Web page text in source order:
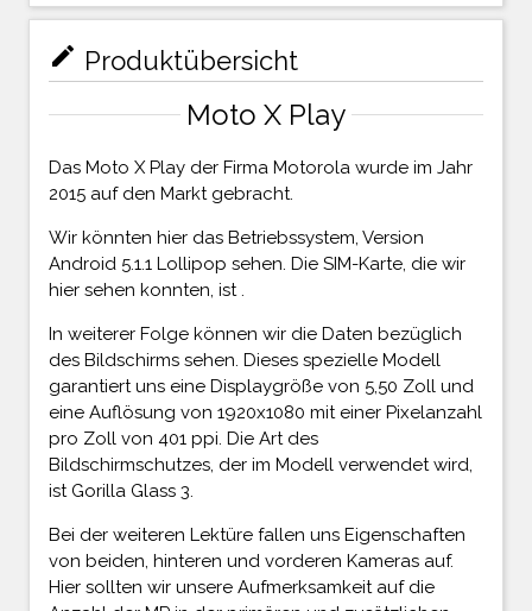
mode_edit Produktübersicht
Moto X Play
Das Moto X Play der Firma Motorola wurde im Jahr
2015 auf den Markt gebracht.
Wir könnten hier das Betriebssystem, Version
Android 5.1.1 Lollipop sehen. Die SIM-Karte, die wir
hier sehen konnten, ist .
In weiterer Folge können wir die Daten bezüglich
des Bildschirms sehen. Dieses spezielle Modell
garantiert uns eine Displaygröße von 5,50 Zoll und
eine Auflösung von 1920x1080 mit einer Pixelanzahl
pro Zoll von 401 ppi. Die Art des
Bildschirmschutzes, der im Modell verwendet wird,
ist Gorilla Glass 3.
Bei der weiteren Lektüre fallen uns Eigenschaften
von beiden, hinteren und vorderen Kameras auf.
Hier sollten wir unsere Aufmerksamkeit auf die